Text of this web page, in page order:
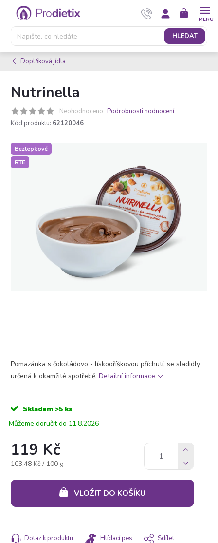
Přejít
obsah
HLEDAT
NÁKUPNÍ
KOŠÍK
Doplňková jídla
Nutrinella
Neohodnoceno Podrobnosti hodnocení
Kód produktu: 62120046
Bezlepkové
RTE
Pomazánka s čokoládovo - lískooříškovou příchutí, se sladidly,
určená k okamžité spotřebě. Detailní informace
Skladem >5 ks
11.8.2026
119 Kč
Měrná
103,48 Kč / 100 g
VLOŽIT DO KOŠÍKU
Dotaz k produktu Hlídací pes Sdílet